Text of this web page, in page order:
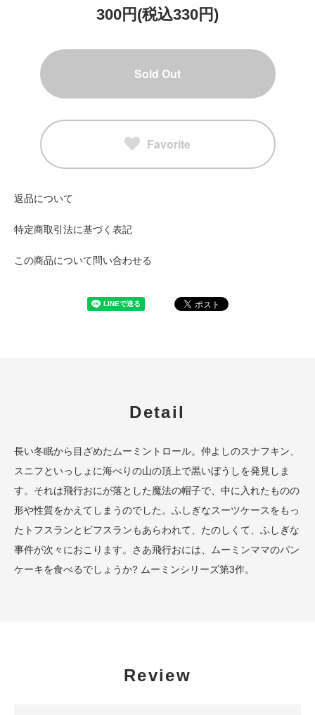
300円(税込330円)
Sold Out
Favorite
返品について
特定商取引法に基づく表記
この商品について問い合わせる
Detail
長い冬眠から目ざめたムーミントロール。仲よしのスナフキン、
スニフといっしょに海べりの山の頂上で黒いぼうしを発見しま
す。それは飛行おにが落とした魔法の帽子で、中に入れたものの
形や性質をかえてしまうのでした。ふしぎなスーツケースをもっ
たトフスランとビフスランもあらわれて、たのしくて、ふしぎな
事件が次々におこります。さあ飛行おには、ムーミンママのパン
ケーキを食べるでしょうか? ムーミンシリーズ第3作。
Review